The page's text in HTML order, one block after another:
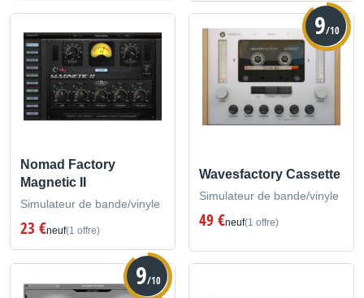
Nomad Factory
Magnetic II
Simulateur de bande/vinyle
23 €neuf(1 offre)
9/10
Wavesfactory Cassette
Simulateur de bande/vinyle
49 €neuf(1 offre)
9/10